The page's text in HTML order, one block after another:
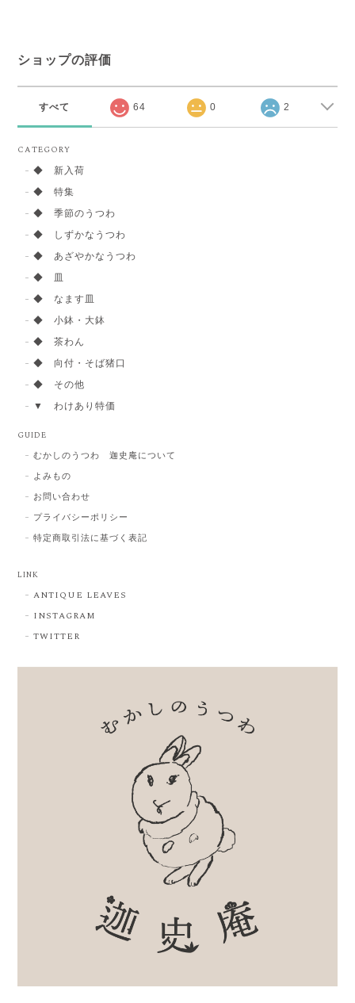
ショップの評価
すべて 64 0 2
CATEGORY
◆ 新入荷
◆ 特集
◆ 季節のうつわ
◆ しずかなうつわ
◆ あざやかなうつわ
◆ 皿
◆ なます皿
◆ 小鉢・大鉢
◆ 茶わん
◆ 向付・そば猪口
◆ その他
▼ わけあり特価
GUIDE
むかしのうつわ 迦史庵について
よみもの
お問い合わせ
プライバシーポリシー
特定商取引法に基づく表記
LINK
ANTIQUE LEAVES
INSTAGRAM
TWITTER